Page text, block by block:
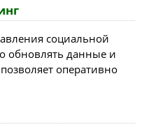
социальной
обновлять данные и
оперативно